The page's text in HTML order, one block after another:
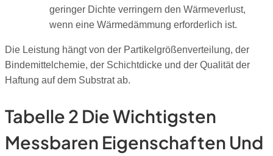
geringer Dichte verringern den Wärmeverlust,
wenn eine Wärmedämmung erforderlich ist.
Die Leistung hängt von der Partikelgrößenverteilung, der
Bindemittelchemie, der Schichtdicke und der Qualität der
Haftung auf dem Substrat ab.
Tabelle 2 Die Wichtigsten
Messbaren Eigenschaften Und